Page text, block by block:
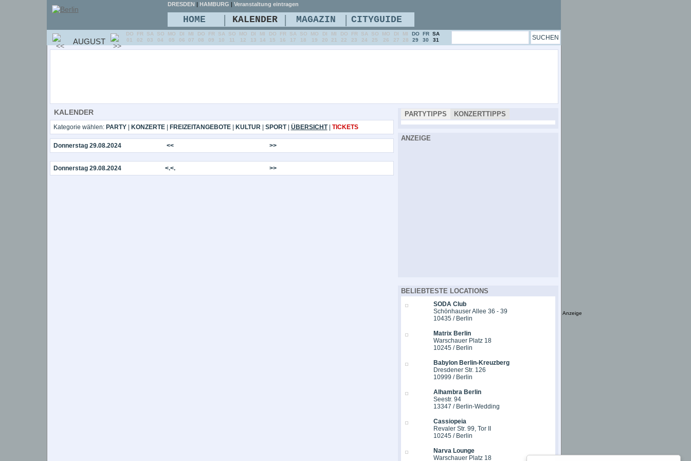
KALENDER
Kategorie wählen: PARTY| KONZERTE| FREIZEITANGEBOTE| KULTUR| SPORT| ÜBERSICHT| TICKETS
Donnerstag 29.08.2024 << >>
Donnerstag 29.08.2024 <.<. >>
PARTYTIPPS KONZERTTIPPS
ANZEIGE
BELIEBTESTE LOCATIONS
SODA Club
Schönhauser Allee 36 - 39
10435 / Berlin
Matrix Berlin
Warschauer Platz 18
10245 / Berlin
Babylon Berlin-Kreuzberg
Dresdener Str. 126
10999 / Berlin
Alhambra Berlin
Seestr. 94
13347 / Berlin-Wedding
Cassiopeia
Revaler Str. 99, Tor II
10245 / Berlin
Narva Lounge
Warschauer Platz 18
DRESDEN | HAMBURG | Veranstaltung eintragen
HOME | KALENDER | MAGAZIN | CITYGUIDE
AUGUST
DO
01
FR
02
SA
03
SO
04
MO
05
DI
06
MI
07
DO
08
FR
09
SA
10
SO
11
MO
12
DI
13
MI
14
DO
15
FR
16
SA
17
SO
18
MO
19
DI
20
MI
21
DO
22
FR
23
SA
24
SO
25
MO
26
DI
27
MI
28
DO
29
FR
30
SA
31
Anzeige